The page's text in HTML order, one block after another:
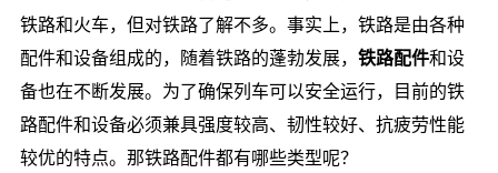
铁路和火车，但对铁路了解不多。事实上，铁路是由各种
配件和设备组成的，随着铁路的蓬勃发展， 铁路配件和设
备也在不断发展。为了确保列车可以安全运行，目前的铁
路配件和设备必须兼具强度较高、韧性较好、抗疲劳性能
较优的特点。那铁路配件都有哪些类型呢？